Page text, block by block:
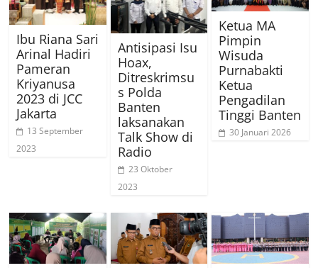
Ibu Riana Sari
Arinal Hadiri
Pameran
Kriyanusa
2023 di JCC
Jakarta
13 September
2023
Antisipasi Isu
Hoax,
Ditreskrimsu
s Polda
Banten
laksanakan
Talk Show di
Radio
23 Oktober
2023
Ketua MA
Pimpin
Wisuda
Purnabakti
Ketua
Pengadilan
Tinggi Banten
30 Januari 2026